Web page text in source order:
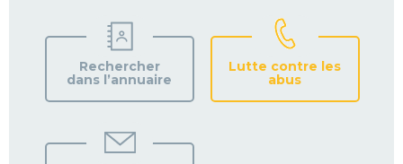
Rechercher
dans l’annuaire
Lutte contre les
abus